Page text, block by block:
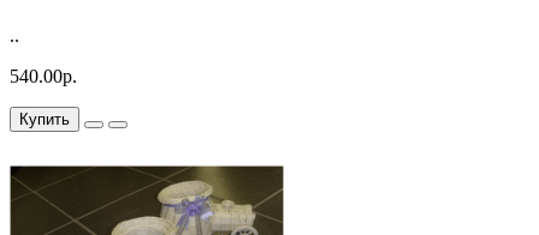
..
540.00р.
Купить